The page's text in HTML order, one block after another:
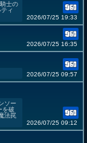
士の
ィ
2026/07/25 19:33
2026/07/25 16:35
2026/07/25 09:57
ソー
を破
法罠
2026/07/25 09:12